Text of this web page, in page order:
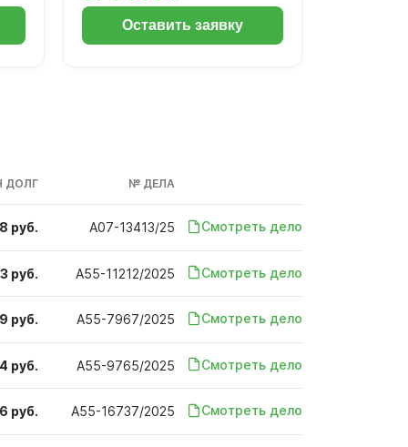
Оставить заявку
ДОЛГ № ДЕЛА
руб. А07-13413/25 Смотреть дело
руб. А55-11212/2025 Смотреть дело
руб. А55-7967/2025 Смотреть дело
руб. А55-9765/2025 Смотреть дело
руб. А55-16737/2025 Смотреть дело